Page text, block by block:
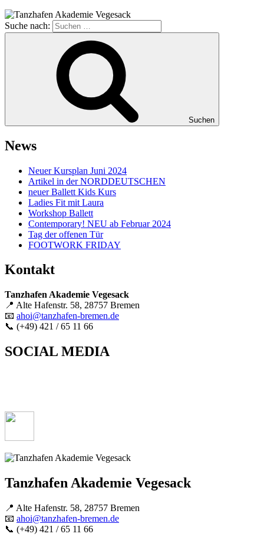
Suche nach:
Suchen
News
Neuer Kursplan Juni 2024
Artikel in der NORDDEUTSCHEN
neuer Ballett Kids Kurs
Ladies Fit mit Laura
Workshop Ballett
Contemporary! NEU ab Februar 2024
Tag der offenen Tür
FOOTWORK FRIDAY
Kontakt
Tanzhafen Akademie Vegesack
📍 Alte Hafenstr. 58, 28757 Bremen
📧 ahoi@tanzhafen-bremen.de
📞 (+49) 421 / 65 11 66
SOCIAL MEDIA
Tanzhafen Akademie Vegesack
📍 Alte Hafenstr. 58, 28757 Bremen
📧 ahoi@tanzhafen-bremen.de
📞 (+49) 421 / 65 11 66